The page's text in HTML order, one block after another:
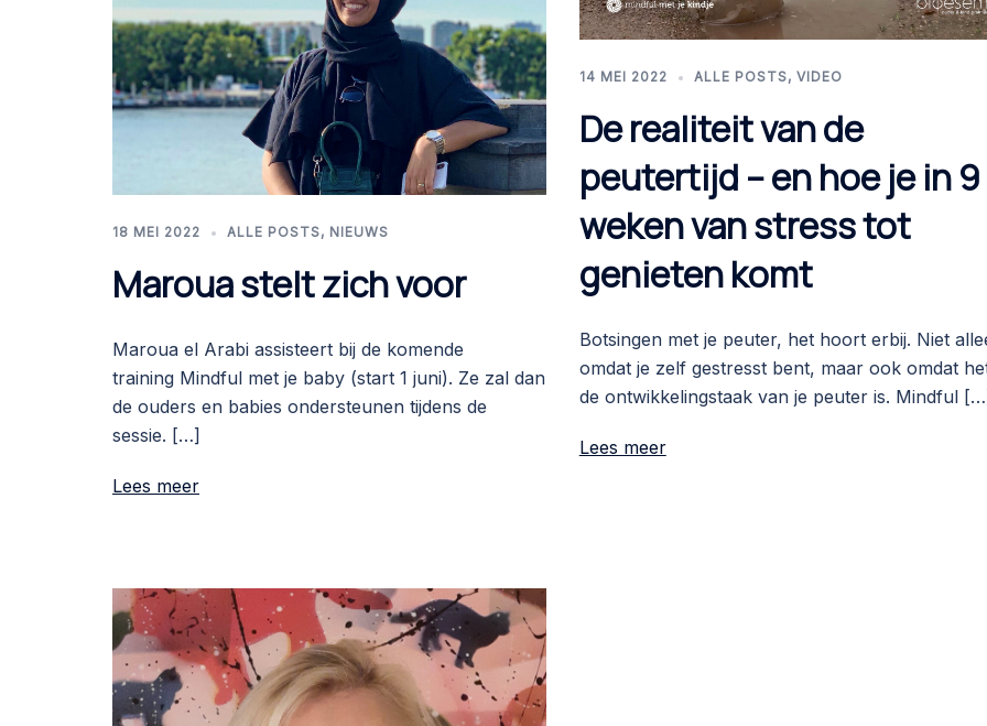
18 MEI 2022 ALLE POSTS, NIEUWS
Maroua stelt zich voor
Maroua el Arabi assisteert bij de komende
training Mindful met je baby (start 1 juni). Ze zal dan
de ouders en babies ondersteunen tijdens de
sessie. […]
Lees meer
14 MEI 2022 ALLE POSTS, VIDEO
De realiteit van de
peutertijd – en hoe je in 9
weken van stress tot
genieten komt
Botsingen met je peuter, het hoort erbij. Niet
omdat je zelf gestresst bent, maar ook omdat
de ontwikkelingstaak van je peuter is. Mindful
Lees meer